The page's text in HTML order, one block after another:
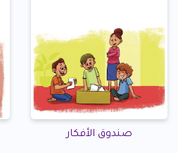
صندوق الأفكار